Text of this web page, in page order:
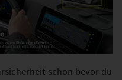
schon bevor du